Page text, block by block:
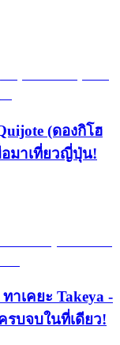
(ดองกิโฮ
มาเที่ยวญี่ปุ่น!
าเคยะ Takeya -
รบจบในที่เดียว!